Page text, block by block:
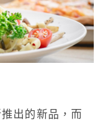
出的新品，而